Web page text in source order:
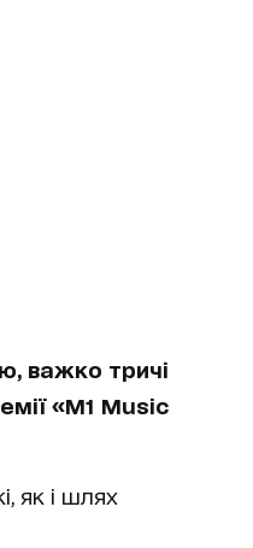
важко тричі
«M1 Music
як і шлях